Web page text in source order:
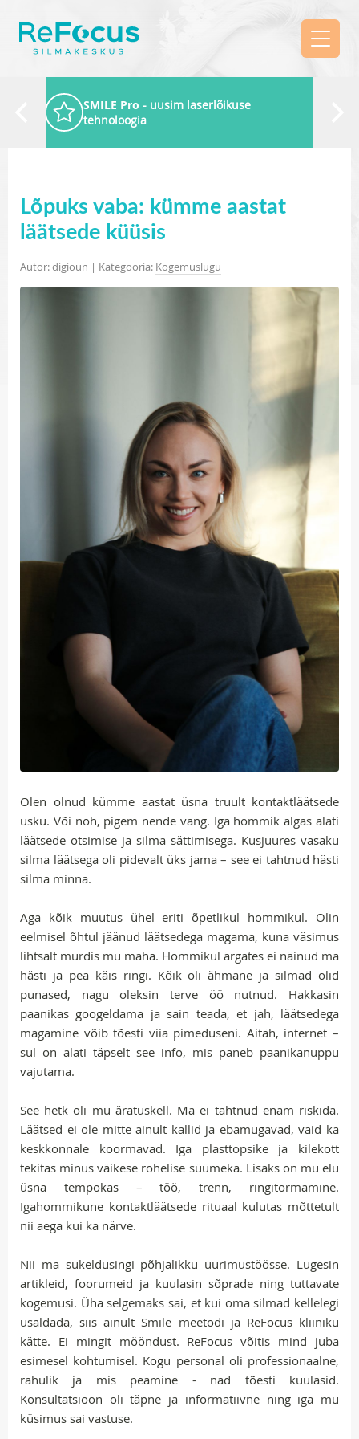
SMILE Pro - uusim laserlõikuse
tehnoloogia
Lõpuks vaba: kümme aastat
läätsede küüsis
Autor: digioun | Kategooria: Kogemuslugu
Olen olnud kümme aastat üsna truult kontaktläätsede
usku. Või noh, pigem nende vang. Iga hommik algas alati
läätsede otsimise ja silma sättimisega. Kusjuures vasaku
silma läätsega oli pidevalt üks jama – see ei tahtnud hästi
silma minna.
Aga kõik muutus ühel eriti õpetlikul hommikul. Olin
eelmisel õhtul jäänud läätsedega magama, kuna väsimus
lihtsalt murdis mu maha. Hommikul ärgates ei näinud ma
hästi ja pea käis ringi. Kõik oli ähmane ja silmad olid
punased, nagu oleksin terve öö nutnud. Hakkasin
paanikas googeldama ja sain teada, et jah, läätsedega
magamine võib tõesti viia pimeduseni. Aitäh, internet –
sul on alati täpselt see info, mis paneb paanikanuppu
vajutama.
See hetk oli mu äratuskell. Ma ei tahtnud enam riskida.
Läätsed ei ole mitte ainult kallid ja ebamugavad, vaid ka
keskkonnale koormavad. Iga plasttopsike ja kilekott
tekitas minus väikese rohelise süümeka. Lisaks on mu elu
üsna tempokas – töö, trenn, ringitormamine.
Igahommikune kontaktläätsede rituaal kulutas mõttetult
nii aega kui ka närve.
Nii ma sukeldusingi põhjalikku uurimustöösse. Lugesin
artikleid, foorumeid ja kuulasin sõprade ning tuttavate
kogemusi. Üha selgemaks sai, et kui oma silmad kellelegi
usaldada, siis ainult Smile meetodi ja ReFocus kliiniku
kätte. Ei mingit mööndust. ReFocus võitis mind juba
esimesel kohtumisel. Kogu personal oli professionaalne,
rahulik ja mis peamine - nad tõesti kuulasid.
Konsultatsioon oli täpne ja informatiivne ning iga mu
küsimus sai vastuse.